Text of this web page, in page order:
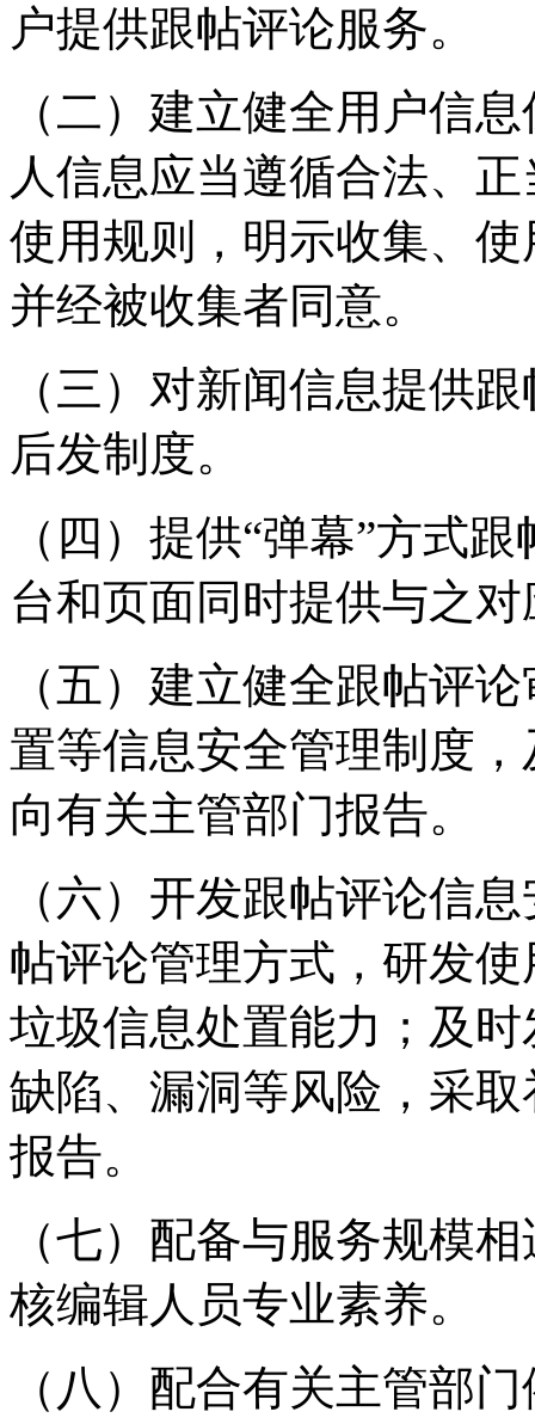
户提供跟帖评论服务。
（二）建立健全用户信
人信息应当遵循合法、
使用规则，明示收集、
并经被收集者同意。
（三）对新闻信息提供
后发制度。
（四）提供“弹幕”方式
台和页面同时提供与之
（五）建立健全跟帖评
置等信息安全管理制度
向有关主管部门报告。
（六）开发跟帖评论信
帖评论管理方式，研发
垃圾信息处置能力；及
缺陷、漏洞等风险，采
报告。
（七）配备与服务规模
核编辑人员专业素养。
（八）配合有关主管部